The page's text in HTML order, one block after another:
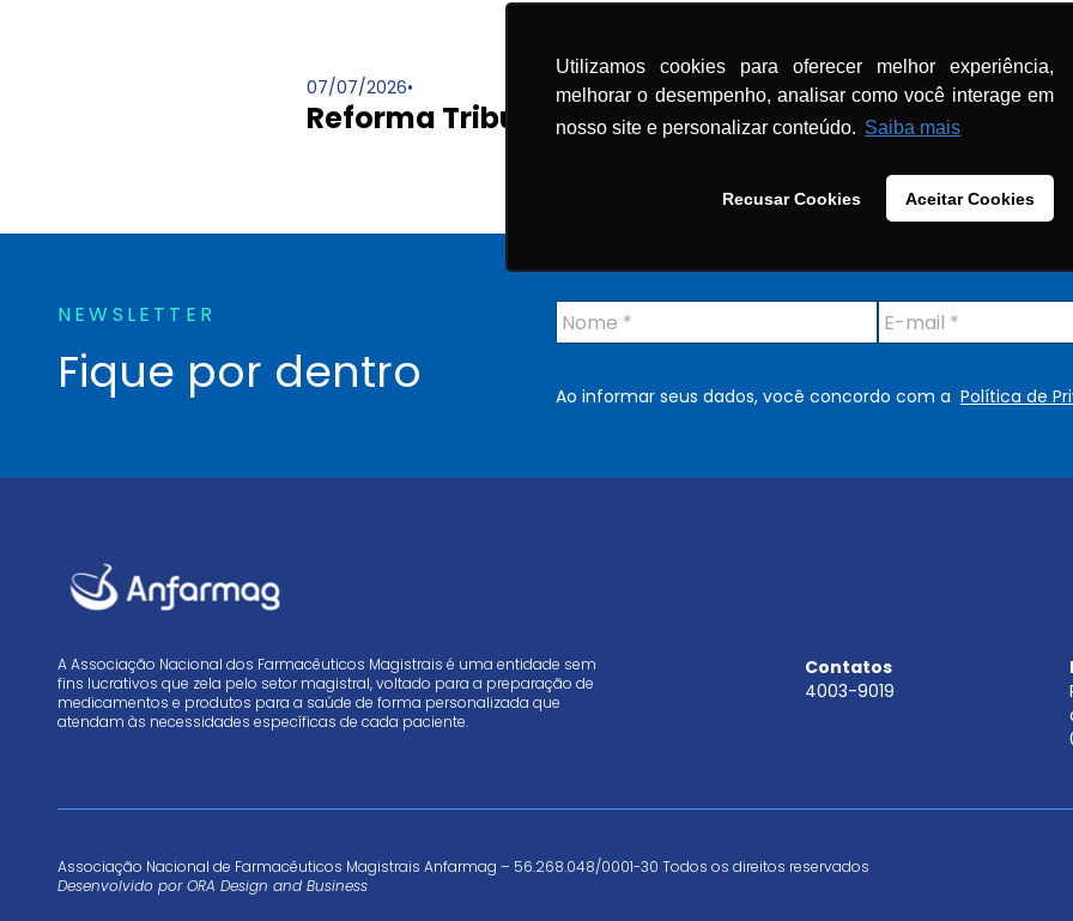
Utilizamos cookies para oferecer melhor experiência,
melhorar o desempenho, analisar como você interage em
nosso site e personalizar conteúdo. Saiba mais
Recusar Cookies Aceitar Cookies
Conteúdos>
07/07/2026•
Reforma Tributária na Prática
NEWSLETTER
Fique por dentro
N
o
*
E
-
i
Ao informar seus dados, você concordo com a Política de
A Associação Nacional dos Farmacêuticos Magistrais é uma entidade sem
fins lucrativos que zela pelo setor magistral, voltado para a preparação de
medicamentos e produtos para a saúde de forma personalizada que
atendam às necessidades específicas de cada paciente.
Contatos
4003-9019
Associação Nacional de Farmacêuticos Magistrais Anfarmag – 56.268.048/0001-30 Todos os direitos reservados
Desenvolvido porORA Design and Business